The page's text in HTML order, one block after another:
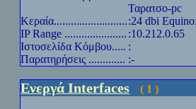
Ταρατσο-pc
Κεραία..........................:24 dbi
IP Range ...................... :10.212.0.65
Ιστοσελίδα Κόμβου..... :
Παρατηρήσεις ............. :-
Ενεργά Interfaces ( 1 )